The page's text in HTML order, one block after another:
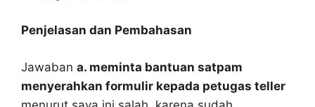
Penjelasan dan Pembahasan
Jawaban a. meminta bantuan satpam
menyerahkan formulir kepada petugas teller